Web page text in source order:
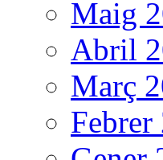
Maig
Abril
Març
Febrer